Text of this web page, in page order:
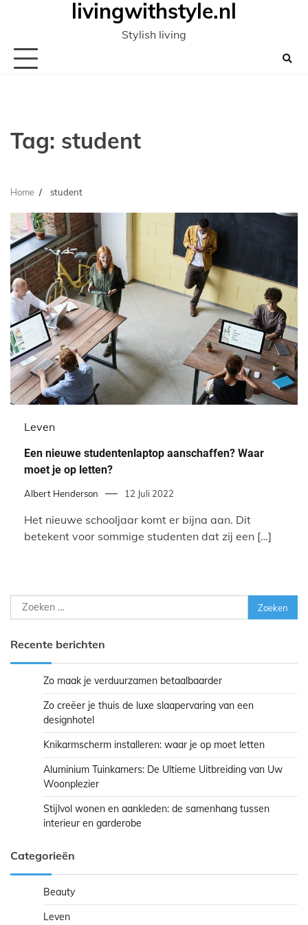
inhoud
livingwithstyle.nl
Stylish living
Tag: student
Home student
Leven
Een nieuwe studentenlaptop aanschaffen? Waar
moet je op letten?
Albert Henderson 12 Juli 2022
Het nieuwe schooljaar komt er bijna aan. Dit
betekent voor sommige studenten dat zij een […]
Zoeken
naar:
Recente berichten
Zo maak je verduurzamen betaalbaarder
Zo creëer je thuis de luxe slaapervaring van een
designhotel
Knikarmscherm installeren: waar je op moet letten
Aluminium Tuinkamers: De Ultieme Uitbreiding van Uw
Woonplezier
Stijlvol wonen en aankleden: de samenhang tussen
interieur en garderobe
Categorieën
Beauty
Leven